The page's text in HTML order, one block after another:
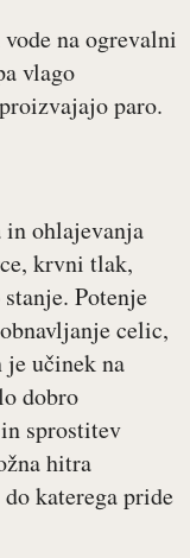
na ogrevalni
vlago
paro.
in ohlajevanja
krvni tlak,
Potenje
celic,
učinek na
dobro
sprostitev
hitra
katerega pride